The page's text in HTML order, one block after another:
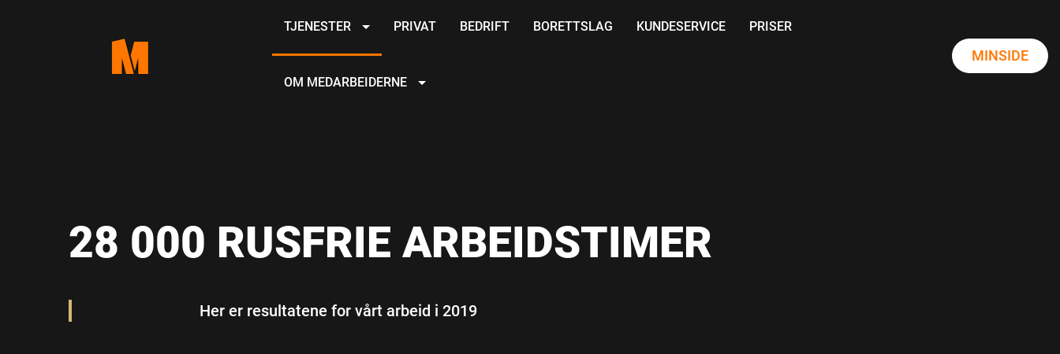
TJENESTER PRIVAT BEDRIFT BORETTSLAG KUNDESERVICE PRISER
OM MEDARBEIDERNE
MINSIDE
28 000 RUSFRIE ARBEIDSTIMER
Her er resultatene for vårt arbeid i 2019